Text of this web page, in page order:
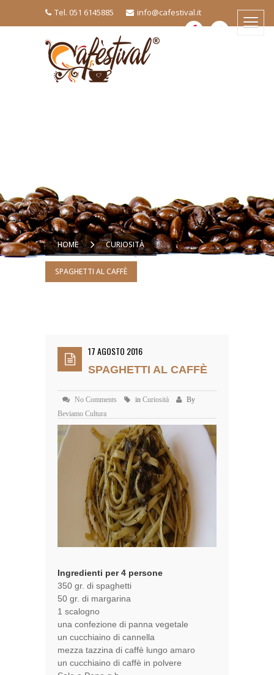
Tel. 051 6145885 info@cafestival.it
HOME CURIOSITÀ
SPAGHETTI AL CAFFÈ
17 AGOSTO 2016
SPAGHETTI AL CAFFÈ
No Comments in Curiosità
By
Beviamo Cultura
Ingredienti per 4 persone
350 gr. di spaghetti
50 gr. di margarina
1 scalogno
una confezione di panna vegetale
un cucchiaino di cannella
mezza tazzina di caffè lungo amaro
un cucchiaino di caffè in polvere